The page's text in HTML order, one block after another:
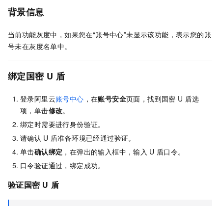
背景信息
当前功能灰度中，如果您在“账号中心”未显示该功能，表示您的账
号未在灰度名单中。
绑定国密 U 盾
登录阿里云账号中心 ，在账号安全页面，找到国密 U 盾选
项，单击修改。
绑定时需要进行身份验证。
请确认 U 盾准备环境已经通过验证。
单击确认绑定 ，在弹出的输入框中，输入 U 盾口令。
口令验证通过，绑定成功。
验证国密 U 盾